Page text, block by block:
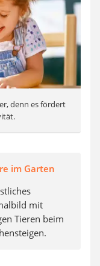
denn es fördert
im Garten
mit
Tieren beim